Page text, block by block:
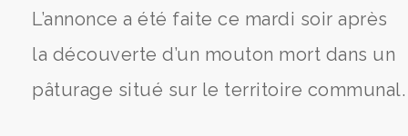
L’annonce a été faite ce mardi soir après
la découverte d’un mouton mort dans un
pâturage situé sur le territoire communal.